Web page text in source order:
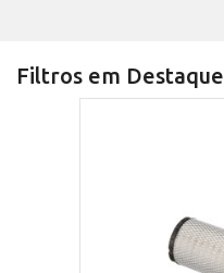
Filtros em Destaque